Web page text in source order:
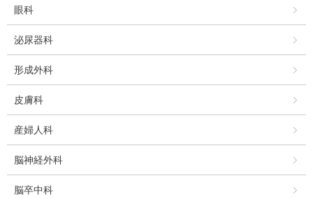
眼科
泌尿器科
形成外科
皮膚科
産婦人科
脳神経外科
脳卒中科